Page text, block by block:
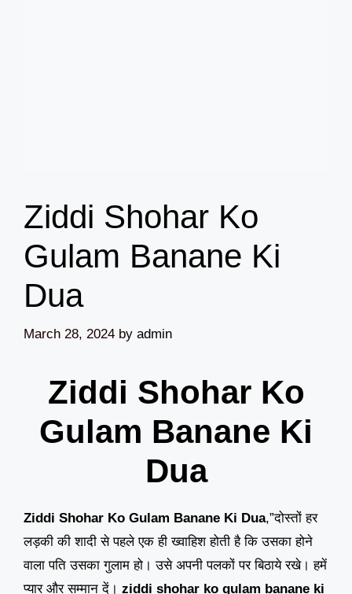
Ziddi Shohar Ko
Gulam Banane Ki
Dua
March 28, 2024 by admin
Ziddi Shohar Ko
Gulam Banane Ki
Dua
Ziddi Shohar Ko Gulam Banane Ki Dua,”दोस्तों हर
लड़की की शादी से पहले एक ही ख्वाहिश होती है कि उसका होने
वाला पति उसका गुलाम हो। उसे अपनी पलकों पर बिठाये रखे। हमें
प्यार और सम्मान दें। ziddi shohar ko gulam banane ki